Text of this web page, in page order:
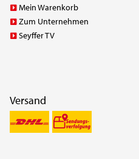
Mein Warenkorb
Zum Unternehmen
Seyffer TV
Versand